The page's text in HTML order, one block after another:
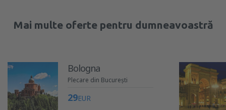
Mai multe oferte pentru dumneavoastră
Bologna
Plecare din București
29EUR